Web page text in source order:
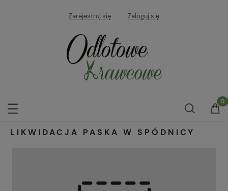
Zarejestruj się Zaloguj się
LIKWIDACJA PASKA W SPÓDNICY